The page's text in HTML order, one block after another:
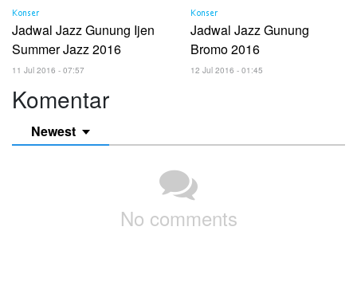
Konser
Jadwal Jazz Gunung Ijen
Summer Jazz 2016
11 Jul 2016 - 07:57
Konser
Jadwal Jazz Gunung
Bromo 2016
12 Jul 2016 - 01:45
Komentar
Newest
No comments